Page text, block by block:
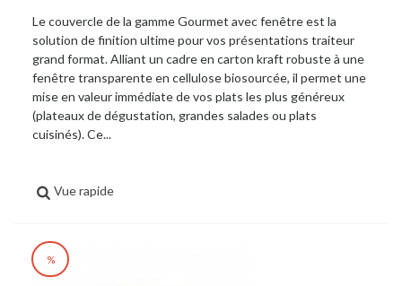
Le couvercle de la gamme Gourmet avec fenêtre est la
solution de finition ultime pour vos présentations traiteur
grand format. Alliant un cadre en carton kraft robuste à une
fenêtre transparente en cellulose biosourcée, il permet une
mise en valeur immédiate de vos plats les plus généreux
(plateaux de dégustation, grandes salades ou plats
cuisinés). Ce...
Vue rapide
%